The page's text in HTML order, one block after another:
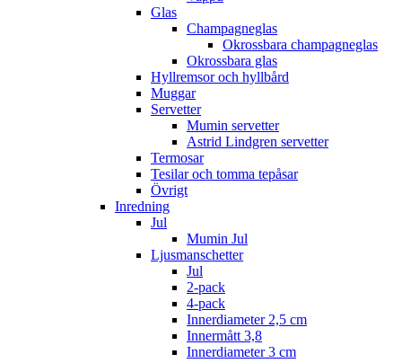
Glas
Champagneglas
Okrossbara champagneglas
Okrossbara glas
Hyllremsor och hyllbård
Muggar
Servetter
Mumin servetter
Astrid Lindgren servetter
Termosar
Tesilar och tomma tepåsar
Övrigt
Inredning
Jul
Mumin Jul
Ljusmanschetter
Jul
2-pack
4-pack
Innerdiameter 2,5 cm
Innermått 3,8
Innerdiameter 3 cm